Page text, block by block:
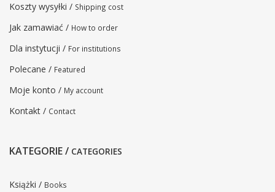
Koszty wysyłki / Shipping cost
Jak zamawiać / How to order
Dla instytucji / For institutions
Polecane / Featured
Moje konto / My account
Kontakt / Contact
KATEGORIE / CATEGORIES
Książki / Books